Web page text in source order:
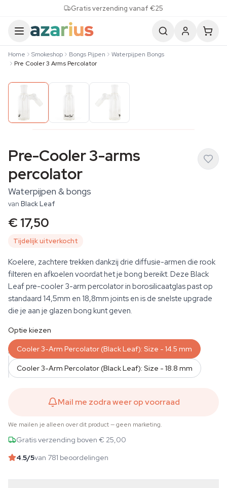
Gratis verzending vanaf €25
Home Smokeshop Bongs Pijpen
Waterpijpen Bongs
Pre Cooler 3 Arms Percolator
Pre-Cooler 3-arms
percolator
Waterpijpen & bongs
van Black Leaf
€ 17,50
Tijdelijk uitverkocht
Koelere, zachtere trekken dankzij drie diffusie-armen die rook
filteren en afkoelen voordat het je bong bereikt. Deze Black
Leaf pre-cooler 3-arm percolator in borosilicaatglas past op
standaard 14,5mm en 18,8mm joints en is de snelste upgrade
die je aan je glazen bong kunt geven.
AANTAL
Optie kiezen
Cooler 3-Arm Percolator (Black Leaf): Size - 14.5 mm
Cooler 3-Arm Percolator (Black Leaf): Size - 18.8 mm
Mail me zodra weer op voorraad
We mailen je alleen over dit product — geen marketing.
Gratis verzending boven € 25,00
4.5/5van 781 beoordelingen